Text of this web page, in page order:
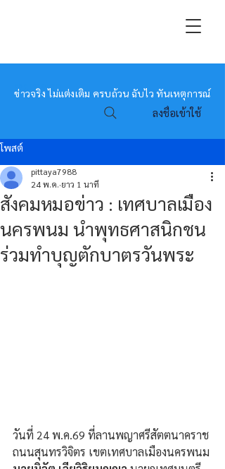
หมอข่าว
ข่าวจริง ไม่แต่งเติม ครบถ้วน ฉับไว ทันเหตุการณ์
ลงชื่อเข้าใช้
โพสต์
สังคมหมอข่าว : เทศบาลเมือง
นครพนม นำพุทธศาสนิกชน
ร่วมทำบุญตักบาตรวันพระ
pittaya7988
24 พ.ค. ยาว 1 นาที
วันที่ 24 พ.ค.69 ที่ลานพญาศรีสัตตนาคราช
ถนนสุนทรวิจิตร เขตเทศบาลเมืองนครพนม